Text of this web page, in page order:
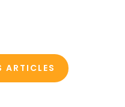
ARTICLES